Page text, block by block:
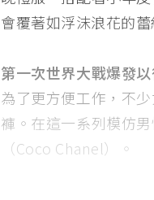
會覆著如浮沫浪花的
第一次世界大戰爆發
為了更方便工作，不
褲。在這一系列模仿
（Coco Chanel）。